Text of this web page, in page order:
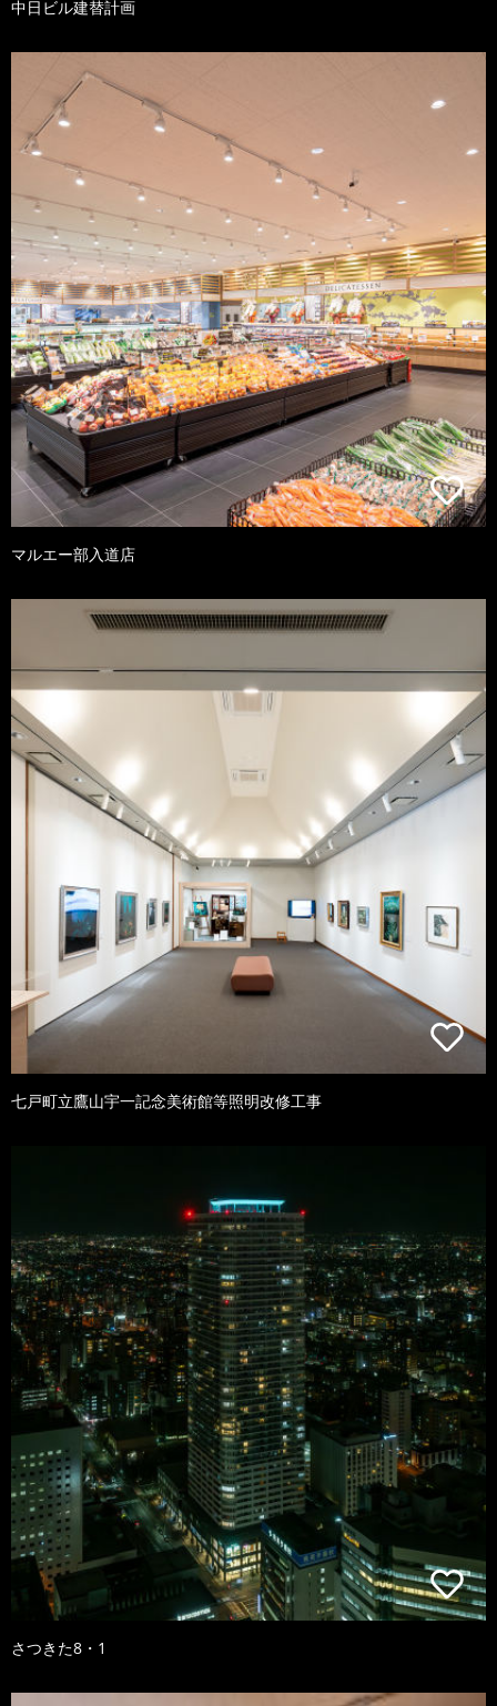
中日ビル建替計画
マルエー部入道店
七戸町立鷹山宇一記念美術館等照明改修工事
さつきた8・1